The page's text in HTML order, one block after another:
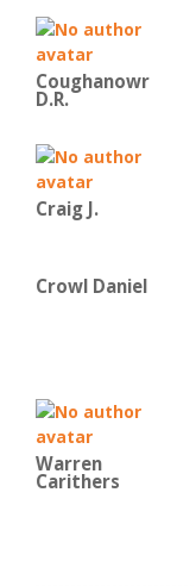
Coughanowr
D.R.
Craig J.
Crowl Daniel
Warren
Carithers